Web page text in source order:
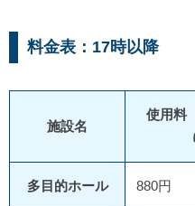
料金表：17時以降
施設名
使用料
多目的ホール 880円